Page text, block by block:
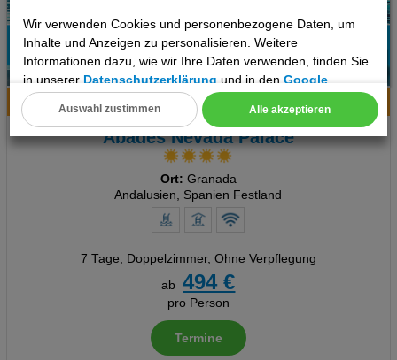
Wir verwenden Cookies und personenbezogene Daten, um
Inhalte und Anzeigen zu personalisieren. Weitere
Informationen dazu, wie wir Ihre Daten verwenden, finden Sie
in unsererDatenschutzerklärung und in denGoogle
Datenschutz- und Nutzungsbedingungen
Cookie Einstellungen
Erweiterte Einstellungen
Alle akzeptieren
Auswahl zustimmen
58%
Hotelinfo Bilder
Abades Nevada Palace
Ort: Granada
Andalusien, Spanien Festland
7 Tage, Doppelzimmer, Ohne Verpflegung
ab
494 €
pro Person
Termine